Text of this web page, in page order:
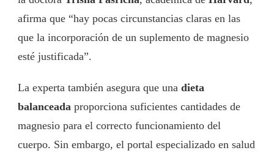
afirma que “hay pocas circunstancias claras en las
que la incorporación de un suplemento de magnesio
esté justificada”.
La experta también asegura que una dieta
balanceada proporciona suficientes cantidades de
magnesio para el correcto funcionamiento del
cuerpo. Sin embargo, el portal especializado en salud